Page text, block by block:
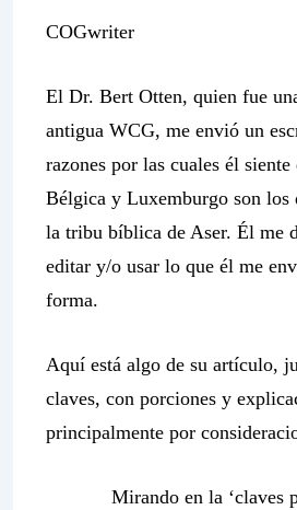
COGwriter
El Dr. Bert Otten, quien fue
antigua WCG, me envió un
razones por las cuales él siente
Bélgica y Luxemburgo son los
la tribu bíblica de Aser. Él me
editar y/o usar lo que él me
forma.
Aquí está algo de su artículo,
claves, con porciones y
principalmente por
Mirando en la ‘claves